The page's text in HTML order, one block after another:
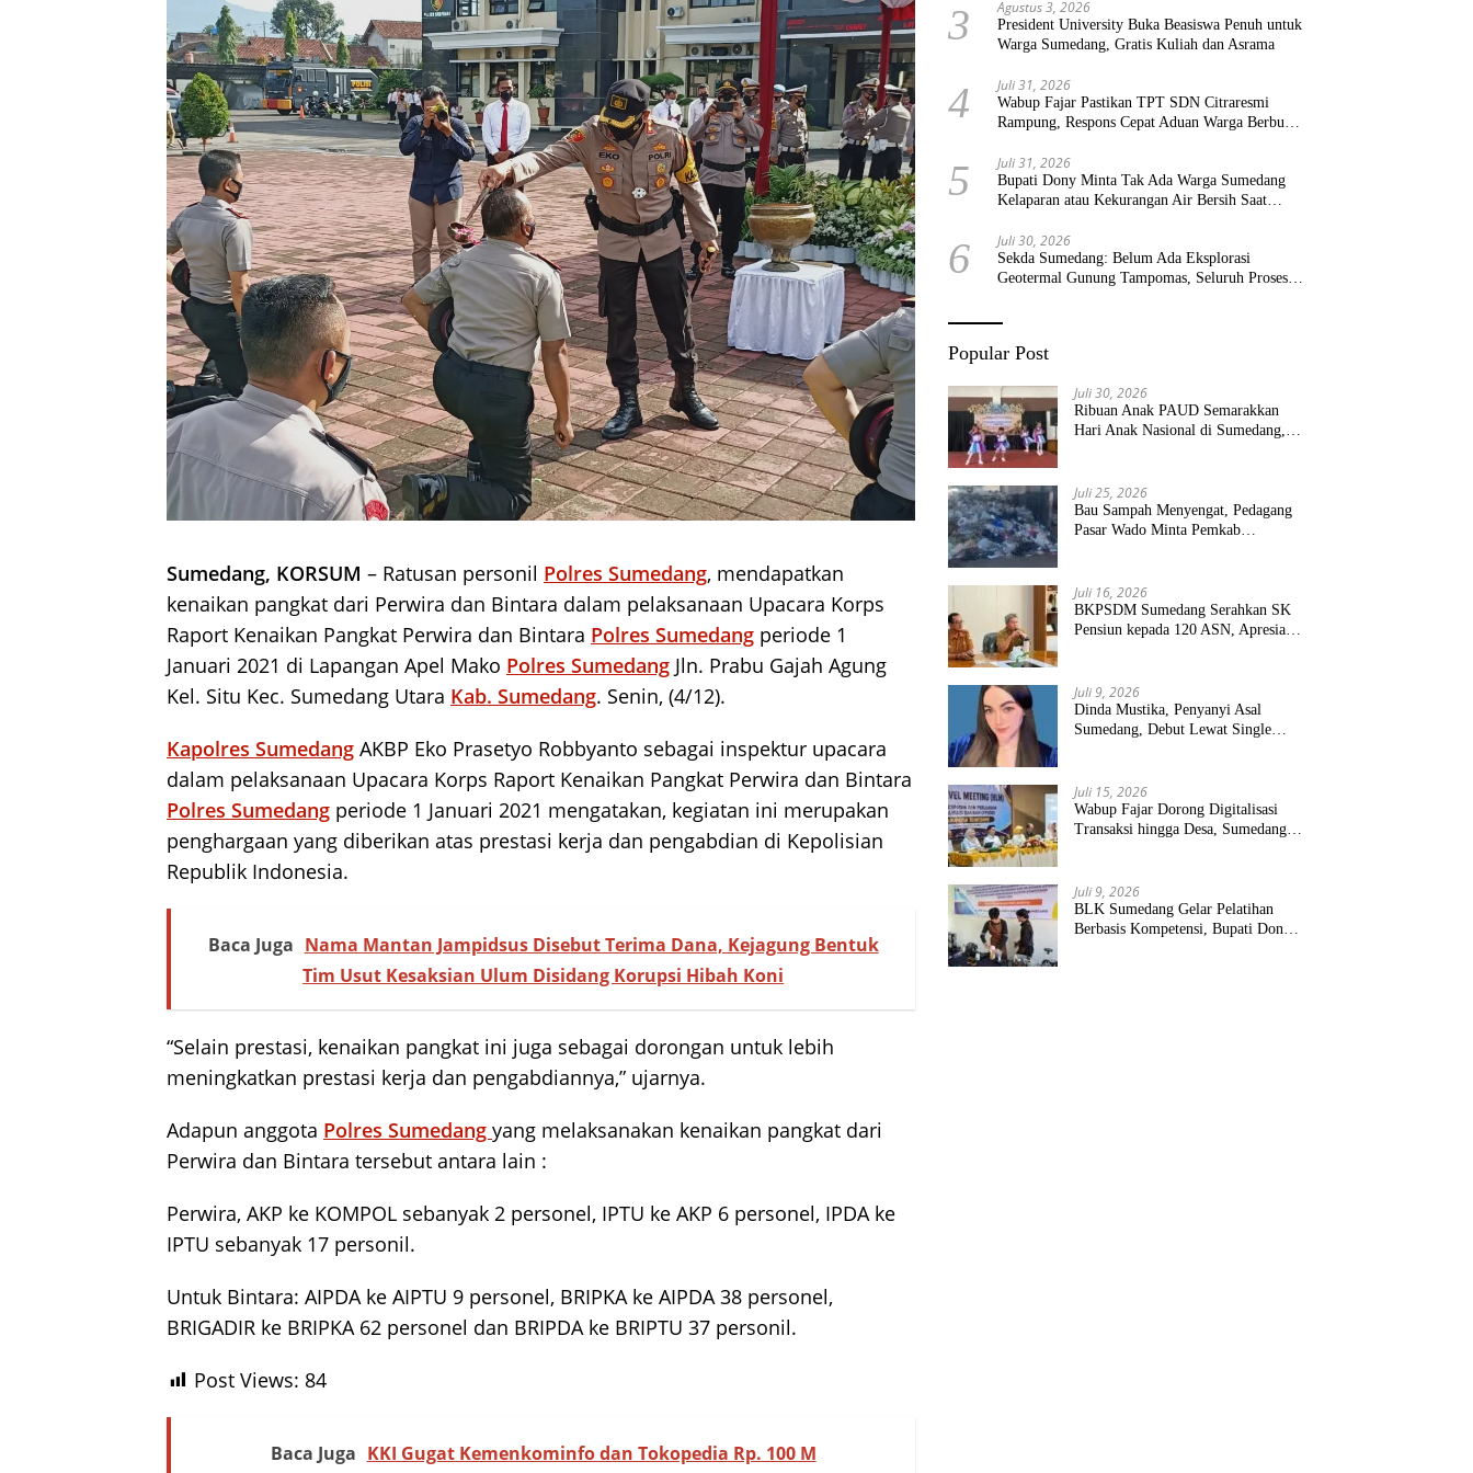
Sumedang, KORSUM – Ratusan personil Polres Sumedang, mendapatkan
kenaikan pangkat dari Perwira dan Bintara dalam pelaksanaan Upacara Korps
Raport Kenaikan Pangkat Perwira dan Bintara Polres Sumedang periode 1
Januari 2021 di Lapangan Apel Mako Polres Sumedang Jln. Prabu Gajah Agung
Kel. Situ Kec. Sumedang Utara Kab. Sumedang. Senin, (4/12).
Kapolres Sumedang AKBP Eko Prasetyo Robbyanto sebagai inspektur upacara
dalam pelaksanaan Upacara Korps Raport Kenaikan Pangkat Perwira dan Bintara
Polres Sumedang periode 1 Januari 2021 mengatakan, kegiatan ini merupakan
penghargaan yang diberikan atas prestasi kerja dan pengabdian di Kepolisian
Republik Indonesia.
Baca Juga Nama Mantan Jampidsus Disebut Terima Dana, Kejagung Bentuk
Tim Usut Kesaksian Ulum Disidang Korupsi Hibah Koni
“Selain prestasi, kenaikan pangkat ini juga sebagai dorongan untuk lebih
meningkatkan prestasi kerja dan pengabdiannya,” ujarnya.
Adapun anggota Polres Sumedang yang melaksanakan kenaikan pangkat dari
Perwira dan Bintara tersebut antara lain :
Perwira, AKP ke KOMPOL sebanyak 2 personel, IPTU ke AKP 6 personel, IPDA ke
IPTU sebanyak 17 personil.
Untuk Bintara: AIPDA ke AIPTU 9 personel, BRIPKA ke AIPDA 38 personel,
BRIGADIR ke BRIPKA 62 personel dan BRIPDA ke BRIPTU 37 personil.
Post Views: 84
Baca Juga KKI Gugat Kemenkominfo dan Tokopedia Rp. 100 M
3 Agustus 3, 2026
President University Buka Beasiswa Penuh untuk
Warga Sumedang, Gratis Kuliah dan Asrama
4 Juli 31, 2026
Wabup Fajar Pastikan TPT SDN Citraresmi
Rampung, Respons Cepat Aduan Warga Berbuah
5 Juli 31, 2026
Bupati Dony Minta Tak Ada Warga Sumedang
Kelaparan atau Kekurangan Air Bersih Saat
6 Juli 30, 2026
Sekda Sumedang: Belum Ada Eksplorasi
Geotermal Gunung Tampomas, Seluruh Proses
Popular Post
Juli 30, 2026
Ribuan Anak PAUD Semarakkan
Hari Anak Nasional di Sumedang,
Juli 25, 2026
Bau Sampah Menyengat, Pedagang
Pasar Wado Minta Pemkab
Juli 16, 2026
BKPSDM Sumedang Serahkan SK
Pensiun kepada 120 ASN, Apresiasi
Juli 9, 2026
Dinda Mustika, Penyanyi Asal
Sumedang, Debut Lewat Single
Juli 15, 2026
Wabup Fajar Dorong Digitalisasi
Transaksi hingga Desa, Sumedang
Juli 9, 2026
BLK Sumedang Gelar Pelatihan
Berbasis Kompetensi, Bupati Dony